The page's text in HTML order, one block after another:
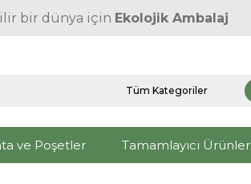
bir dünya için Ekolojik Ambalaj
ve Poşetler Tamamlayıcı Ürünler